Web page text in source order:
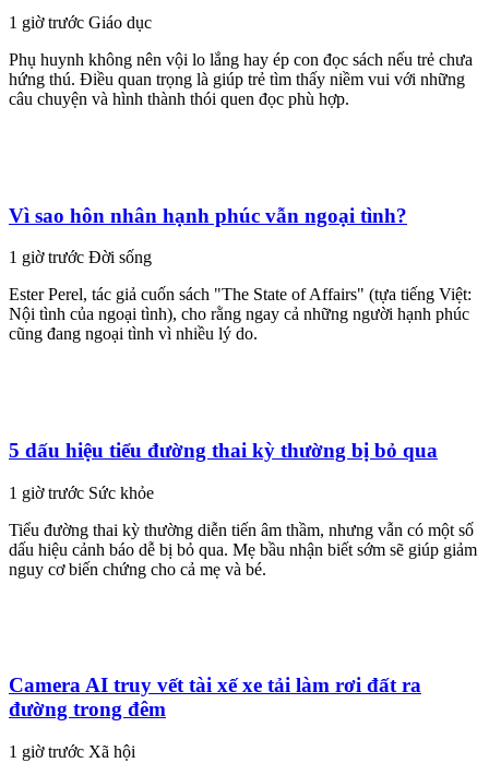
1 giờ trước Giáo dục
Phụ huynh không nên vội lo lắng hay ép con đọc sách nếu trẻ chưa
hứng thú. Điều quan trọng là giúp trẻ tìm thấy niềm vui với những
câu chuyện và hình thành thói quen đọc phù hợp.
Vì sao hôn nhân hạnh phúc vẫn ngoại tình?
1 giờ trước Đời sống
Ester Perel, tác giả cuốn sách "The State of Affairs" (tựa tiếng Việt:
Nội tình của ngoại tình), cho rằng ngay cả những người hạnh phúc
cũng đang ngoại tình vì nhiều lý do.
5 dấu hiệu tiểu đường thai kỳ thường bị bỏ qua
1 giờ trước Sức khỏe
Tiểu đường thai kỳ thường diễn tiến âm thầm, nhưng vẫn có một số
dấu hiệu cảnh báo dễ bị bỏ qua. Mẹ bầu nhận biết sớm sẽ giúp giảm
nguy cơ biến chứng cho cả mẹ và bé.
Camera AI truy vết tài xế xe tải làm rơi đất ra
đường trong đêm
1 giờ trước Xã hội